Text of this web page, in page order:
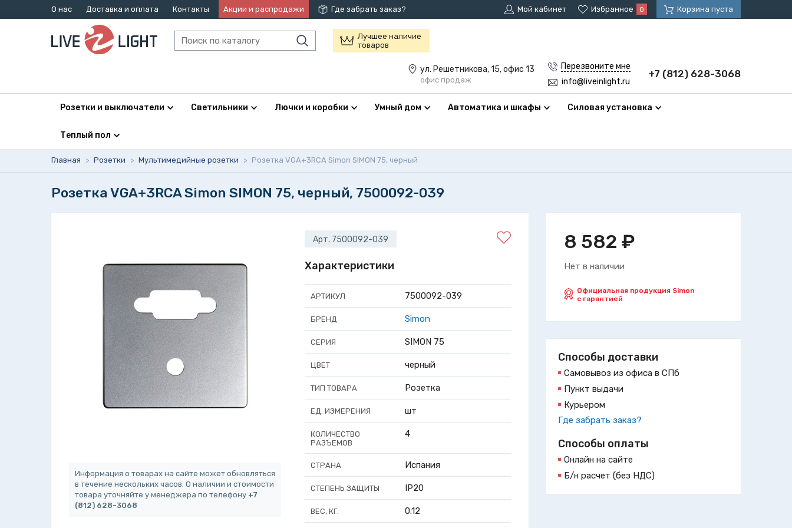
О нас Доставка и оплата Контакты Акции и распродажи Где забрать заказ? Мой кабинет Избранное 0 Корзина пуста
Лучшее наличие
товаров
ул. Решетникова, 15, офис 13
офис продаж
Перезвоните мне
info@liveinlight.ru
+7 (812) 628-3068
Розетки и выключатели Светильники Лючки и коробки Умный дом Автоматика и шкафы Силовая установка
Теплый пол
Главная > Розетки > Мультимедийные розетки > Розетка VGA+3RCA Simon SIMON 75, черный
Розетка VGA+3RCA Simon SIMON 75, черный, 7500092-039
8 582 ₽
Нет в наличии
Официальная продукция Simon
с гарантией
Способы доставки
Самовывоз из офиса в СПб
Пункт выдачи
Курьером
Где забрать заказ?
Способы оплаты
Онлайн на сайте
Б/н расчет (без НДС)
Информация о товарах на сайте может обновляться
в течение нескольких часов. О наличии и стоимости
товара уточняйте у менеджера по телефону +7
(812) 628-3068
Арт. 7500092-039
Характеристики
АРТИКУЛ 7500092-039
БРЕНД Simon
СЕРИЯ SIMON 75
ЦВЕТ черный
ТИП ТОВАРА Розетка
ЕД. ИЗМЕРЕНИЯ шт
КОЛИЧЕСТВО
РАЗЪЕМОВ
4
СТРАНА Испания
СТЕПЕНЬ ЗАЩИТЫ IP20
ВЕС, КГ. 0.12